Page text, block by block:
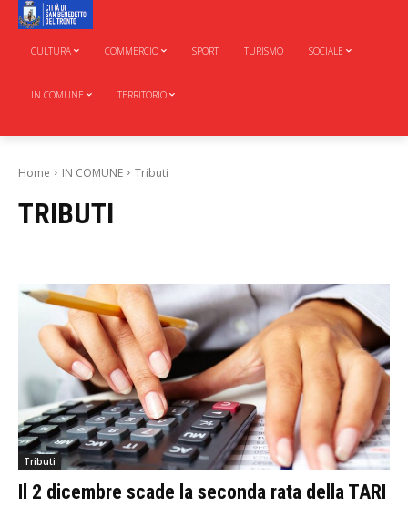
CULTURA COMMERCIO SPORT TURISMO SOCIALE
IN COMUNE TERRITORIO
Home IN COMUNE Tributi
TRIBUTI
Tributi
Il 2 dicembre scade la seconda rata della TARI